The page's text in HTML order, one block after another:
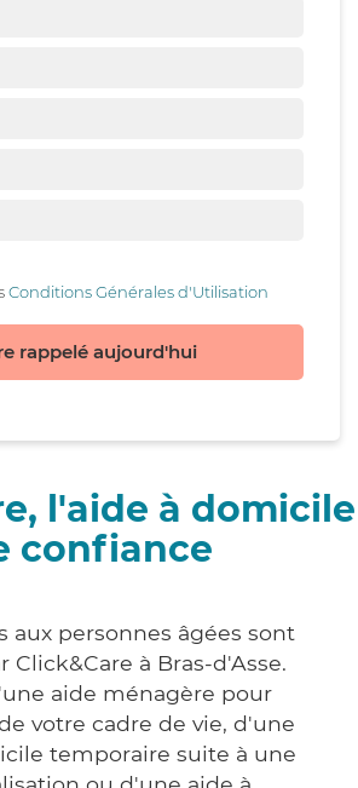
Conditions Générales d'Utilisation
rappelé aujourd'hui
l'aide à domicile
confiance
aux personnes âgées sont
Click&Care à Bras-d'Asse.
aide ménagère pour
votre cadre de vie, d'une
temporaire suite à une